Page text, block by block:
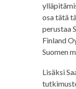
osa tätä
perustaa
Finland
Suomen
Lisäksi